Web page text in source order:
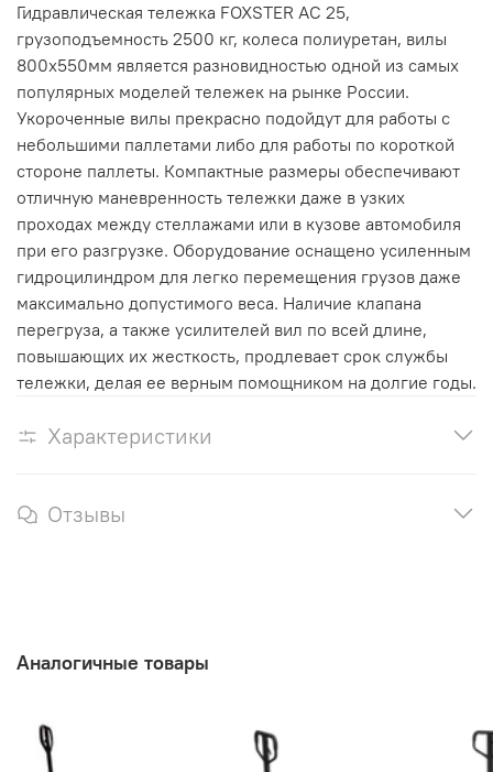
Гидравлическая тележка FOXSTER AC 25,
грузоподъемность 2500 кг, колеса полиуретан, вилы
800x550мм является разновидностью одной из самых
популярных моделей тележек на рынке России.
Укороченные вилы прекрасно подойдут для работы с
небольшими паллетами либо для работы по короткой
стороне паллеты. Компактные размеры обеспечивают
отличную маневренность тележки даже в узких
проходах между стеллажами или в кузове автомобиля
при его разгрузке. Оборудование оснащено усиленным
гидроцилиндром для легко перемещения грузов даже
максимально допустимого веса. Наличие клапана
перегруза, а также усилителей вил по всей длине,
повышающих их жесткость, продлевает срок службы
тележки, делая ее верным помощником на долгие годы.
Характеристики
Отзывы
Аналогичные товары